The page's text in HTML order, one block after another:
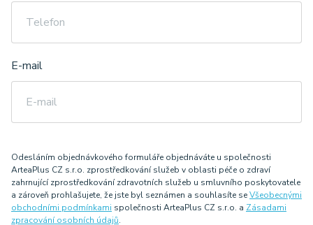
Město
PSČ
E-mail
Odesláním objednávkového formuláře objednáváte u společnosti
ArteaPlus CZ s.r.o. zprostředkování služeb v oblasti péče o zdraví
zahrnující zprostředkování zdravotních služeb u smluvního poskytovatele
a zároveň prohlašujete, že jste byl seznámen a souhlasíte seVšeobecnými
obchodními podmínkami společnosti ArteaPlus CZ s.r.o. a Zásadami
zpracování osobních údajů.